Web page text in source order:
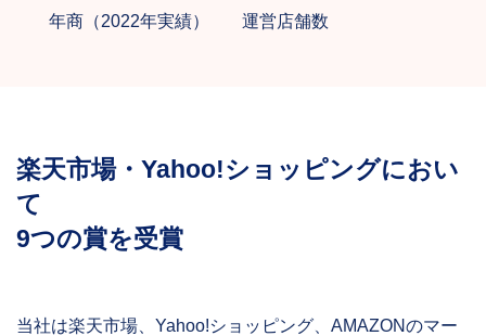
年商（2022年実績） 運営店舗数
楽天市場・Yahoo!ショッピングにおい
て
9つの賞を受賞
当社は楽天市場、Yahoo!ショッピング、AMAZONのマー